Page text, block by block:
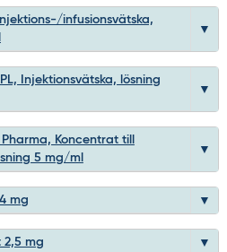
infusionsvätska,
Injektionsvätska, lösning
Koncentrat till
5 mg/ml
mg
2,5 mg